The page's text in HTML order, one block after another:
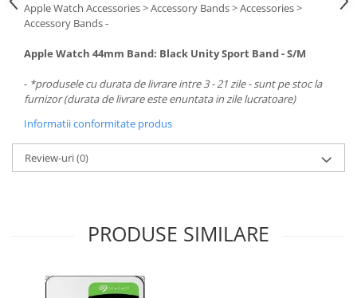
Apple Watch Accessories > Accessory Bands > Accessories >
Accessory Bands -
Apple Watch 44mm Band: Black Unity Sport Band - S/M
- *produsele cu durata de livrare intre 3 - 21 zile - sunt pe stoc la
furnizor (durata de livrare este enuntata in zile lucratoare)
Informatii conformitate produs
Review-uri(0)
PRODUSE SIMILARE